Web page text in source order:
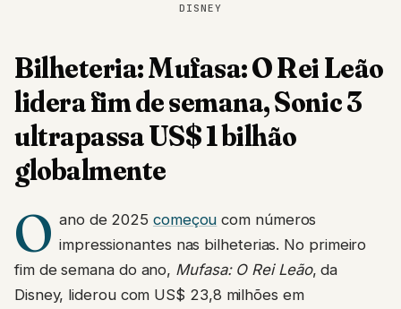
DISNEY
Bilheteria: Mufasa: O Rei Leão
lidera fim de semana, Sonic 3
ultrapassa US$ 1 bilhão
globalmente
O ano de 2025 começou com números
impressionantes nas bilheterias. No primeiro
fim de semana do ano, Mufasa: O Rei Leão, da
Disney, liderou com US$ 23,8 milhões em